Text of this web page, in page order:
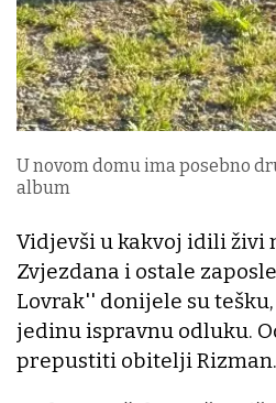
U novom domu ima posebno
album
Vidjevši u kakvoj idili živi
Zvjezdana i ostale
Lovrak'' donijele su tešku,
jedinu ispravnu odluku.
prepustiti obitelji Rizman.